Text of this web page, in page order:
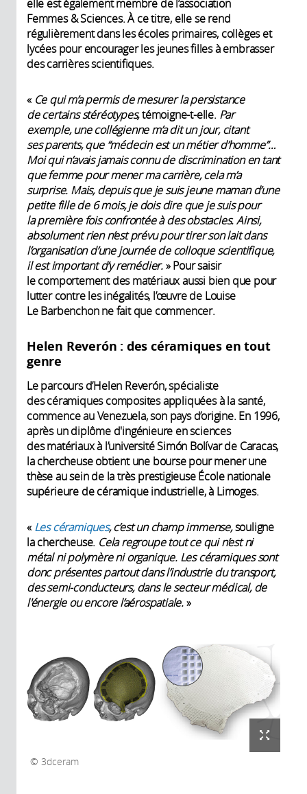
elle est également membre de l’association
Femmes & Sciences. À ce titre, elle se rend
régulièrement dans les écoles primaires, collèges et
lycées pour encourager les jeunes filles à embrasser
des carrières scientifiques.
«Ce qui m’a permis de mesurer la persistance
de certains stéréotypes,témoigne-t-elle. Par
exemple, une collégienne m’a dit un jour, citant
ses parents, que “médecin est un métier d’homme”…
Moi qui n’avais jamais connu de discrimination en tant
que femme pour mener ma carrière, cela m’a
surprise. Mais, depuis que je suis jeune maman d’une
petite fille de 6 mois, je dois dire que je suis pour
la première fois confrontée à des obstacles. Ainsi,
absolument rien n’est prévu pour tirer son lait dans
l’organisation d’une journée de colloque scientifique,
il est important d’y remédier.» Pour saisir
le comportement des matériaux aussi bien que pour
lutter contre les inégalités, l’œuvre de Louise
Le Barbenchon ne fait que commencer.
Helen Reverón : des céramiques en tout
genre
Le parcours d’Helen Reverón, spécialiste
des céramiques composites appliquées à la santé,
commence au Venezuela, son pays d’origine. En 1996,
après un diplôme d'ingénieure en sciences
des matériaux à l’université Simón Bolívar de Caracas,
la chercheuse obtient une bourse pour mener une
thèse au sein de la très prestigieuse École nationale
supérieure de céramique industrielle, à Limoges.
« Les céramiques, c’est un champ immense,souligne
la chercheuse. Cela regroupe tout ce qui n’est ni
métal ni polymère ni organique. Les céramiques sont
donc présentes partout dans l’industrie du transport,
des semi-conducteurs, dans le secteur médical, de
l'énergie ou encore l’aérospatiale.»
3dceram